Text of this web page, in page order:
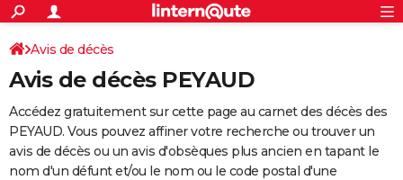
ACTUALITÉS
Politique
Société
Faits Divers
Education
Monde
Villes
+
SPORT
Coupe du monde 2026
Football
Tennis
Cyclisme
Rugby
Forum
Programme TV
TNT
Streaming
Cinéma
Sorties cinéma
Musique
+
FINANCE
Retraite
Epargne
Immobilier
Risques naturels par ville
Banque
Assurance
AUTO
Avis de décès
Avis de décès PEYAUD
Accédez gratuitement sur cette page au carnet des décès des
PEYAUD. Vous pouvez affiner votre recherche ou trouver un
avis de décès ou un avis d'obsèques plus ancien en tapant le
nom d'un défunt et/ou le nom ou le code postal d'une